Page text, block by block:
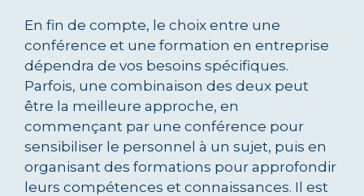
En fin de compte, le choix entre une
conférence et une formation en entreprise
dépendra de vos besoins spécifiques.
Parfois, une combinaison des deux peut
être la meilleure approche, en
commençant par une conférence pour
sensibiliser le personnel à un sujet, puis en
organisant des formations pour approfondir
leurs compétences et connaissances. Il est